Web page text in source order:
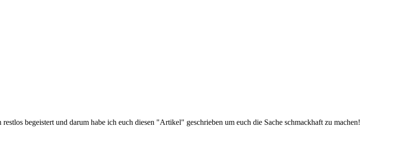
begeistert und darum habe ich euch diesen "Artikel" geschrieben um euch die Sache schmackhaft zu machen!